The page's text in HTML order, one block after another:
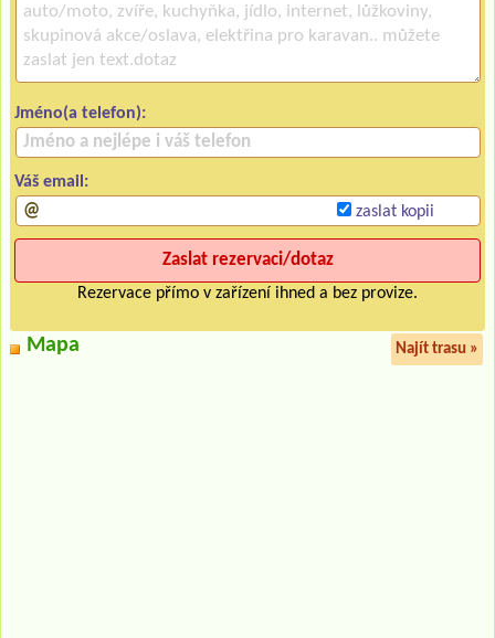
Jméno(a telefon):
Váš email:
zaslat kopii
Rezervace přímo v zařízení ihned a bez provize.
Mapa Najít trasu »